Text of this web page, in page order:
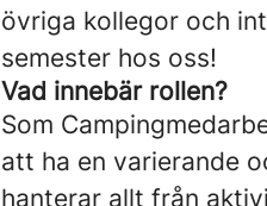
övriga kollegor och
semester hos oss!
Vad innebär rollen?
Som
att ha en varierande
hanterar allt från